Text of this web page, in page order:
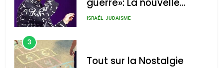
guerre»: La nouvelle
chanson de Boy George
ISRAÉL JUDAISME
3
Tout sur la Nostalgie